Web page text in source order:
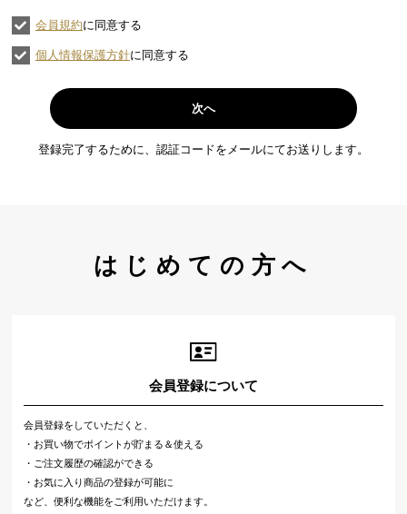
会員規約に同意する
個人情報保護方針に同意する
次へ
登録完了するために、認証コードをメールにてお送りします。
はじめての方へ
会員登録について
会員登録をしていただくと、
・お買い物でポイントが貯まる＆使える
・ご注文履歴の確認ができる
・お気に入り商品の登録が可能に
など、便利な機能をご利用いただけます。